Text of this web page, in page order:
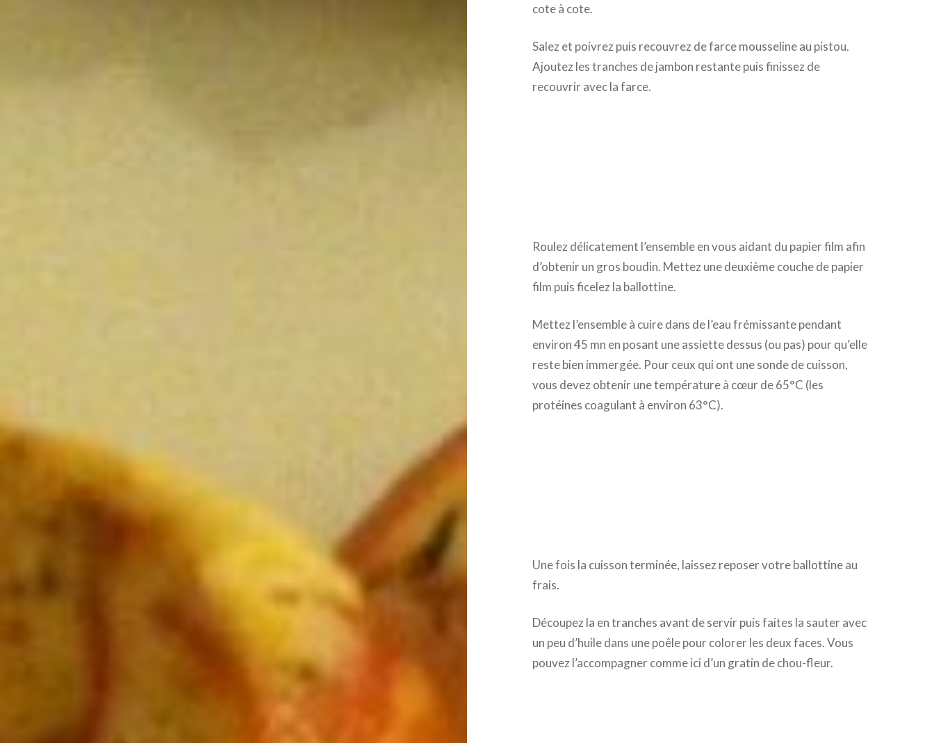
cote à cote.
Salez et poivrez puis recouvrez de farce mousseline au pistou.
Ajoutez les tranches de jambon restante puis finissez de
recouvrir avec la farce.
Roulez délicatement l’ensemble en vous aidant du papier film afin
d’obtenir un gros boudin. Mettez une deuxième couche de papier
film puis ficelez la ballottine.
Mettez l’ensemble à cuire dans de l’eau frémissante pendant
environ 45 mn en posant une assiette dessus (ou pas) pour qu’elle
reste bien immergée. Pour ceux qui ont une sonde de cuisson,
vous devez obtenir une température à cœur de 65°C (les
protéines coagulant à environ 63°C).
Une fois la cuisson terminée, laissez reposer votre ballottine au
frais.
Découpez la en tranches avant de servir puis faites la sauter avec
un peu d’huile dans une poêle pour colorer les deux faces. Vous
pouvez l’accompagner comme ici d’un gratin de chou-fleur.